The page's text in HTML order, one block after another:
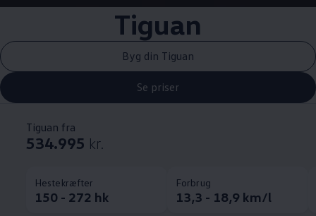
Tiguan
Byg din Tiguan
Se priser
Tiguan fra
534.995 kr.
Hestekræfter
150 - 272 hk
Forbrug
13,3 - 18,9 km/l